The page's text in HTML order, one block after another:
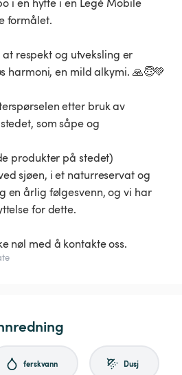
formålet.
respekt og utveksling er
harmoni, en mild alkymi. 🙏😇💚
etter bruk av
som såpe og
produkter på stedet)
sjøen, i et naturreservat og
en årlig følgesvenn, og vi har
for dette.
nøl med å kontakte oss.
ferskvann Dusj